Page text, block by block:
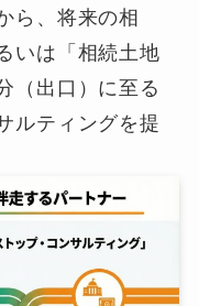
ら、将来の相
いは「相続土地
（出口）に至る
ルティングを提